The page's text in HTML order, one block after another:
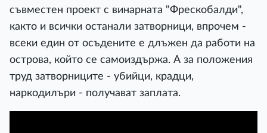
съвместен проект с винарната "Фрескобалди",
както и всички останали затворници, впрочем -
всеки един от осъдените е длъжен да работи на
острова, който се самоиздържа. А за положения
труд затворниците - убийци, крадци,
наркодилъри - получават заплата.